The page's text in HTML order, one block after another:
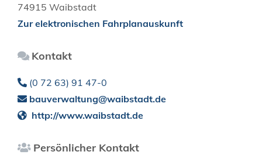
74915 Waibstadt
Zur elektronischen Fahrplanauskunft
Kontakt
(0 72 63) 91 47-0
bauverwaltung@waibstadt.de
http://www.waibstadt.de
Persönlicher Kontakt